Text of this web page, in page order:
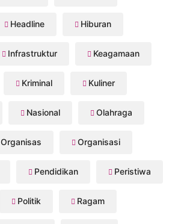
Headline Hiburan
Infrastruktur Keagamaan
Kriminal Kuliner
Nasional Olahraga
Organisas Organisasi
Pendidikan Peristiwa
Politik Ragam